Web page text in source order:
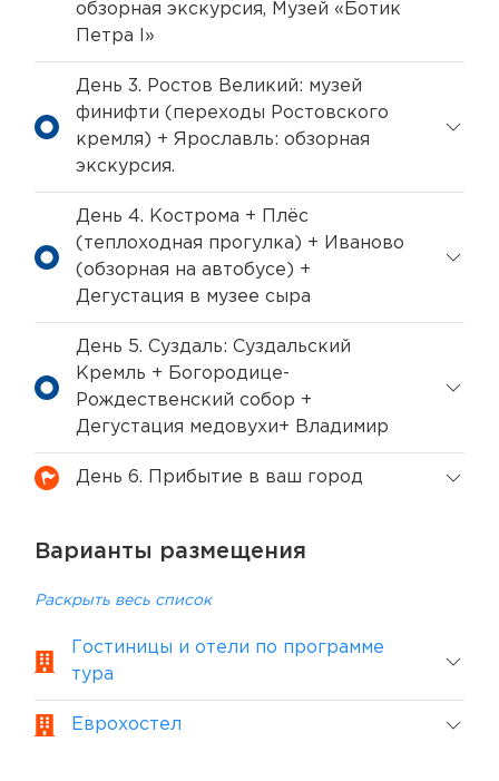
обзорная экскурсия, Музей «Ботик
Петра I»
День 3. Ростов Великий: музей
финифти (переходы Ростовского
кремля) + Ярославль: обзорная
экскурсия.
День 4. Кострома + Плёс
(теплоходная прогулка) + Иваново
(обзорная на автобусе) +
Дегустация в музее сыра
День 5. Суздаль: Суздальский
Кремль + Богородице-
Рождественский собор +
Дегустация медовухи+ Владимир
День 6. Прибытие в ваш город
Варианты размещения
Раскрыть весь список
Гостиницы и отели по программе
тура
Еврохостел